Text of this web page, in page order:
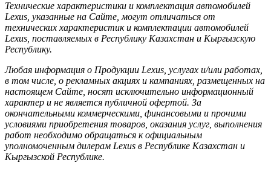
Технические характеристики и комплектация автомобилей
Lexus, указанные на Сайте, могут отличаться от
технических характеристик и комплектации автомобилей
Lexus, поставляемых в Республику Казахстан и Кыргызскую
Республику.
Любая информация о Продукции Lexus, услугах и/или работах,
в том числе, о рекламных акциях и кампаниях, размещенных на
настоящем Cайте, носят исключительно информационный
характер и не является публичной офертой. За
окончательными коммерческими, финансовыми и прочими
условиями приобретения товаров, оказания услуг, выполнения
работ необходимо обращаться к официальным
уполномоченным дилерам Lexus в Республике Казахстан и
Кыргызской Республике.